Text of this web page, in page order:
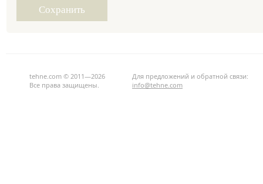
tehne.com © 2011—2026
Все права защищены.
Для предложений и обратной связи:
info@tehne.com